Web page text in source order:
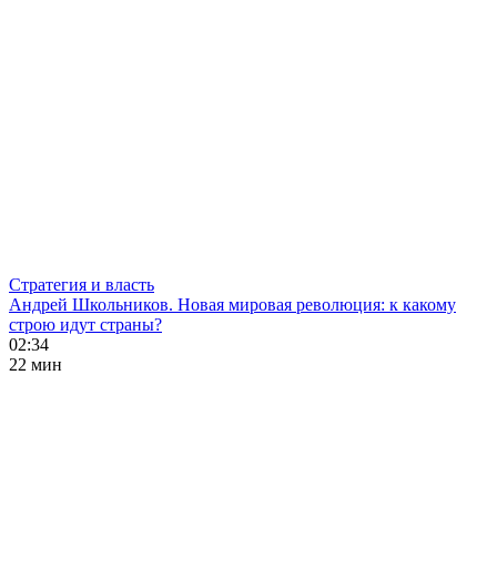
Стратегия и власть
Андрей Школьников. Новая мировая революция: к какому
строю идут страны?
02:34
22 мин